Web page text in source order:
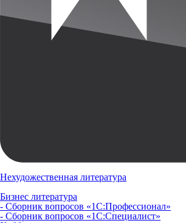
Нехудожественная литература
Бизнес литература
- Сборник вопросов «1С:Профессионал»
- Сборник вопросов «1С:Специалист»